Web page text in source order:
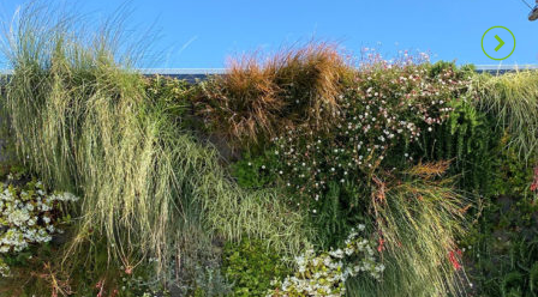
Toutes nos réalisations
Vous avez un projet
d’aménagement ou de
végétalisation ?